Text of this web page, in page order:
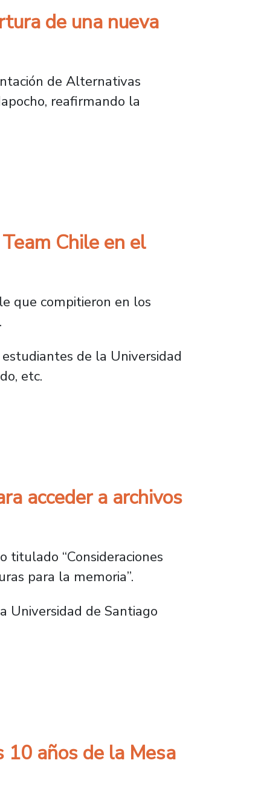
de una nueva
de Alternativas
reafirmando la
nueva versión de la Feria SIAD 2025
Chile en el
que compitieron en los
de la Universidad
etc.
en el Palacio de La Moneda
acceder a archivos
titulado “Consideraciones
para la memoria”.
Universidad de Santiago
a archivos históricos de Colonia
10 años de la Mesa